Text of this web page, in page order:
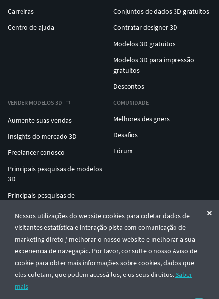
Nossos utilizações do website cookies para coletar dados de
visitantes estatística e interação pista com comunicação de
marketing direto / melhorar o nosso website e melhorar a sua
experiência de navegação. Por favor, consulte o nosso Aviso de
cookie para obter mais informações sobre cookies, dados que
eles coletam, que podem acessá-los, e os seus direitos. Saber
mais
Carreiras
Centro de ajuda
Conjuntos de dados 3D gratuitos
Contratar designer 3D
Modelos 3D gratuitos
Modelos 3D para impressão
gratuitos
Descontos
VENDER MODELOS 3D
Aumente suas vendas
Insights do mercado 3D
Freelancer conosco
Principais pesquisas de modelos
3D
Principais pesquisas de
COMUNIDADE
Melhores designers
Desafios
Fórum
ENTERPRISE 3D AT SCALE
© CGTrader 2011-2026
UAB CGTrader, Antakalnio st. 17, Vilnius, Lithuania
Termos e CondiçõesPrivacidade🇵🇹 Português